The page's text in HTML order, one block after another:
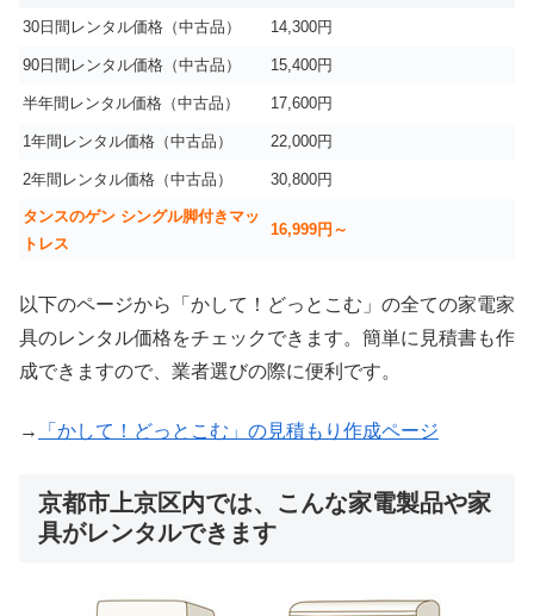
30日間レンタル価格（中古品） 14,300円
90日間レンタル価格（中古品） 15,400円
半年間レンタル価格（中古品） 17,600円
1年間レンタル価格（中古品） 22,000円
2年間レンタル価格（中古品） 30,800円
タンスのゲン シングル脚付きマッ
トレス
16,999円～
以下のページから「かして！どっとこむ」の全ての家電家
具のレンタル価格をチェックできます。簡単に見積書も作
成できますので、業者選びの際に便利です。
→ 「かして！どっとこむ」の見積もり作成ページ
京都市上京区内では、こんな家電製品や家
具がレンタルできます